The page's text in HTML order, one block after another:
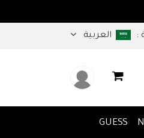
: العربية
GUESS